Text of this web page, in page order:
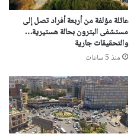
عائلة مؤلفة من أربعة أفراد تصل إلى
مستشفى البترون بحالة هستيرية…
والتحقيقات جارية
منذ 5 ساعات